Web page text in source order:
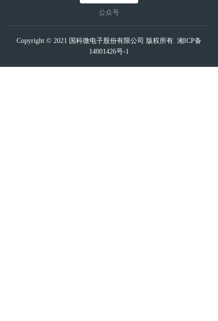
公众号
Copyright © 2021 国科微电子股份有限公司 版权所有. 湘ICP备
14001426号-1